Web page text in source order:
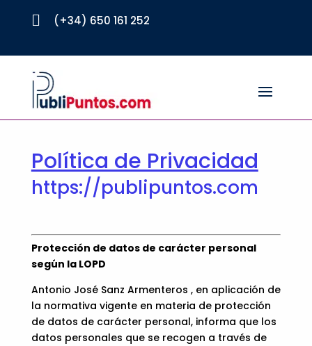
 (+34) 650 161 252
Política de Privacidad
https://publipuntos.com
Protección de datos de carácter personal
según la LOPD
Antonio José Sanz Armenteros , en aplicación de
la normativa vigente en materia de protección
de datos de carácter personal, informa que los
datos personales que se recogen a través de